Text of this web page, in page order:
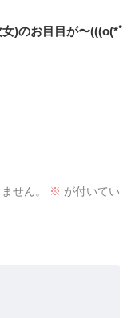
)のお目目が〜(((o(*ﾟ
せん。 ※ が付いてい